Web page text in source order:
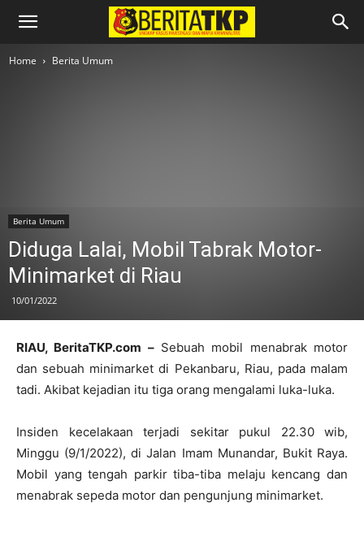
Home Berita Umum
Berita Umum
Diduga Lalai, Mobil Tabrak Motor-
Minimarket di Riau
10/01/2022
RIAU, BeritaTKP.com –Sebuah mobil menabrak motor
dan sebuah minimarket di Pekanbaru, Riau, pada malam
tadi. Akibat kejadian itu tiga orang mengalami luka-luka.
Insiden kecelakaan terjadi sekitar pukul 22.30 wib,
Minggu (9/1/2022), di Jalan Imam Munandar, Bukit Raya.
Mobil yang tengah parkir tiba-tiba melaju kencang dan
menabrak sepeda motor dan pengunjung minimarket.